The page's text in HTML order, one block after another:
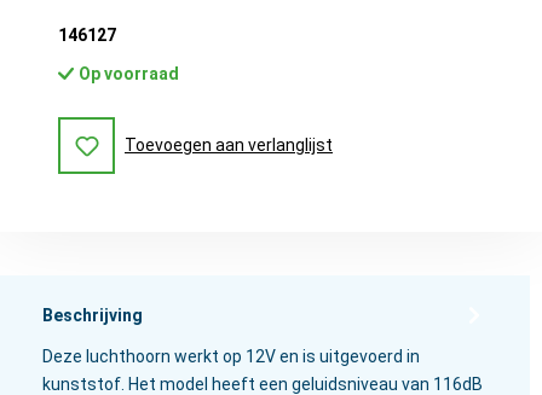
146127
Op voorraad
Toevoegen aan verlanglijst
Beschrijving
Deze luchthoorn werkt op 12V en is uitgevoerd in
kunststof. Het model heeft een geluidsniveau van 116dB